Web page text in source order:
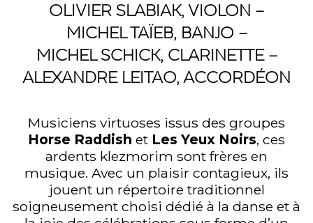
OLIVIER SLABIAK, VIOLON –
MICHEL TAÏEB, BANJO –
MICHEL SCHICK, CLARINETTE–
ALEXANDRE LEITAO, ACCORDÉON
Musiciens virtuoses issus des groupes
Horse Raddish et Les Yeux Noirs, ces
ardents klezmorim sont frères en
musique. Avec un plaisir contagieux, ils
jouent un répertoire traditionnel
soigneusement choisi dédié à la danse et à